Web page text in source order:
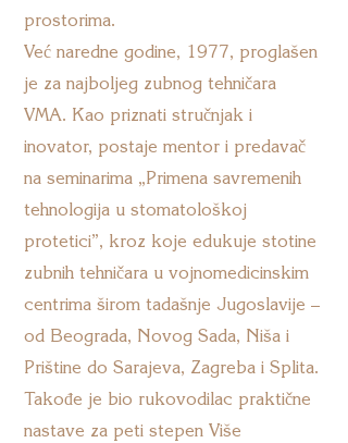
prostorima.
Već naredne godine, 1977, proglašen
je za najboljeg zubnog tehničara
VMA. Kao priznati stručnjak i
inovator, postaje mentor i predavač
na seminarima „Primena savremenih
tehnologija u stomatološkoj
protetici”, kroz koje edukuje stotine
zubnih tehničara u vojnomedicinskim
centrima širom tadašnje Jugoslavije –
od Beograda, Novog Sada, Niša i
Prištine do Sarajeva, Zagreba i Splita.
Takođe je bio rukovodilac praktične
nastave za peti stepen Više